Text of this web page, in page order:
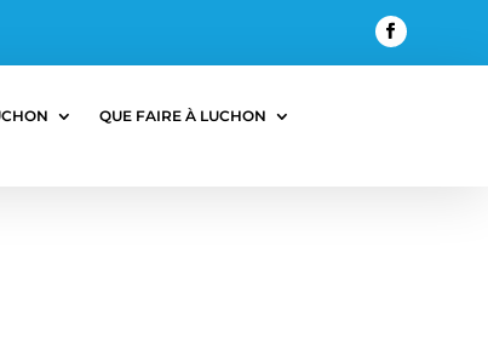
QUE FAIRE À LUCHON